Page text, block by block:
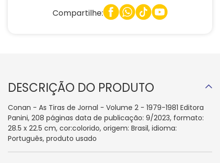
Compartilhe:
DESCRIÇÃO DO PRODUTO
Conan - As Tiras de Jornal - Volume 2 - 1979-1981 Editora
Panini, 208 páginas data de publicação: 9/2023, formato:
28.5 x 22.5 cm, cor:colorido, origem: Brasil, idioma:
Português, produto usado